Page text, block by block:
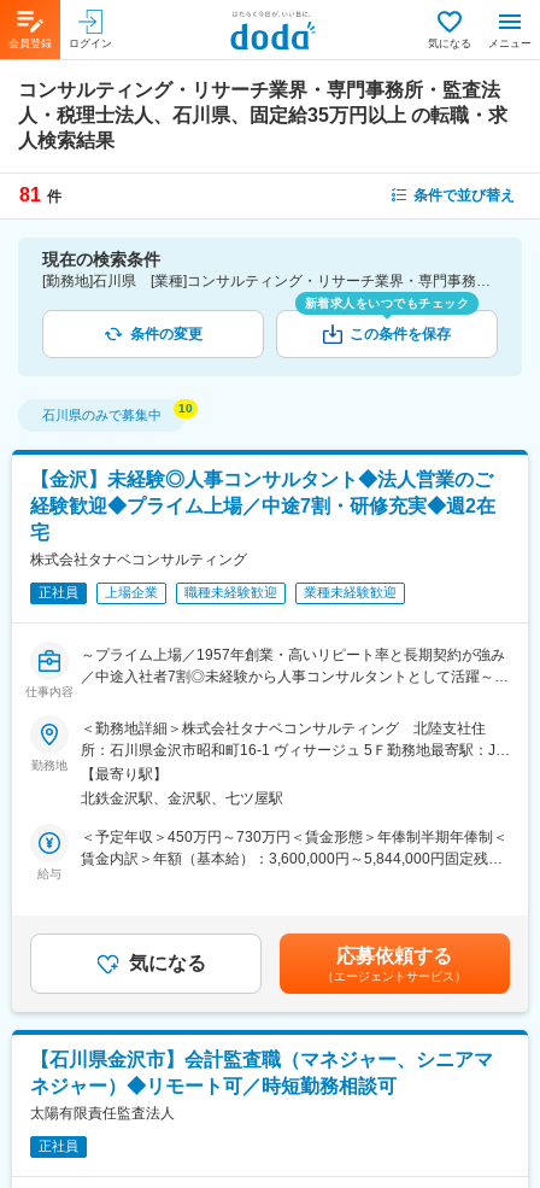
会員登録 ログイン 気になる メニュー
コンサルティング・リサーチ業界・専門事務所・監査法
人・税理士法人、石川県、固定給35万円以上 の転職・求
人検索結果
81 件 条件で並び替え
現在の検索条件
[勤務地]石川県 [業種]コンサルティング・リサーチ業界・専門事務所・監査法人・税理士法人 [詳細条件](待遇・福利厚生)固定給35万円以上
条件の変更
新着求人をいつでもチェック
この条件を保存
石川県のみで募集中
【金沢】未経験◎人事コンサルタント◆法人営業のご
経験歓迎◆プライム上場／中途7割・研修充実◆週2在
宅
株式会社タナベコンサルティング
正社員 上場企業 職種未経験歓迎 業種未経験歓迎
仕事内容
～プライム上場／1957年創業・高いリピート率と長期契約が強み
／中途入社者7割◎未経験から人事コンサルタントとして活躍～
■採用背景：
株式会社タナベコンサルティングは、全国主要都市10地域に拠点
を持ち、地域密着で経営課題を解決しています。
現在、HRコンサルティング業務の拡大に伴い、新たな人材を募集
しています。
未経験の方も大歓迎。充実した研修制度を通じて成長いただける
環境を整えています。
いただきます。
クライアントの現状把握から課題発見、対策検討、実行支援、成
果報告までを一貫して行い、企業の成長をサポートします。
■業務詳細：
・プロジェクトメンバー選定やスケジュール調整、プロジェクト
進捗管理
・クライアントとのコミュニケーションツールの導入
・現状把握（調査・分析）
・報告会の設定、報告書作成
勤務地
＜勤務地詳細＞株式会社タナベコンサルティング 北陸支社住
所：石川県金沢市昭和町16-1 ヴィサージュ 5Ｆ勤務地最寄駅：JR
線／金沢駅受動喫煙対策：敷地内全面禁煙
【最寄り駅】
北鉄金沢駅、金沢駅、七ツ屋駅
給与
＜予定年収＞450万円～730万円＜賃金形態＞年俸制半期年俸制＜
賃金内訳＞年額（基本給）：3,600,000円～5,844,000円固定残業
手当＞有＜給与補足＞■賞与：会社業績に応じて支給される場合が
ある賃金はあくまでも目安の金額であり、選考を通じて上下する
可能性があります。月給(月額)は固定手当を含めた表記です。
気になる 応募依頼する
（エージェントサービス）
【石川県金沢市】会計監査職（マネジャー、シニアマ
ネジャー）◆リモート可／時短勤務相談可
太陽有限責任監査法人
正社員